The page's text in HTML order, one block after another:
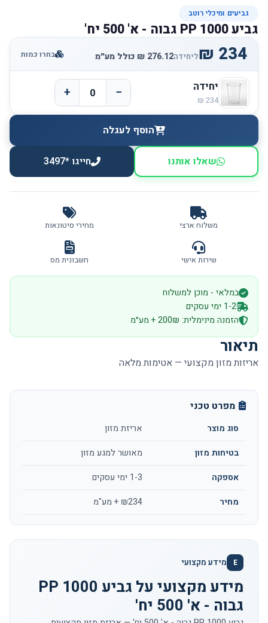
גביעים ומיכלי רוטב
גביע 1000 PP גבוה - א' 500 יח'
ליחידה בחרו כמות
יחידה −
+
הוסף לעגלה
שאלו אותנו חייגו *3497
משלוח ארצי מחירי סיטונאות
שירות אישי חשבונית מס
במלאי - מוכן למשלוח
1-2 ימי עסקים
הזמנה מינימלית: 200₪ + מע״מ
תיאור
אריזות מזון מקצועי — אטימות מלאה
מפרט טכני
סוג מוצר
אריזת מזון
בטיחות מזון
מאושר למגע מזון
אספקה
1-3 ימי עסקים
מחיר
₪234 + מע"מ
E מידע מקצועי
מידע מקצועי על גביע 1000 PP
גבוה - א' 500 יח'